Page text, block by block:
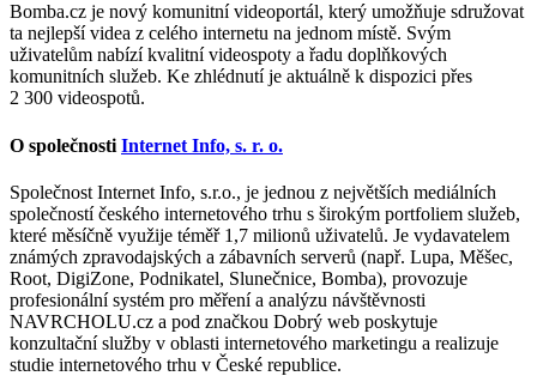
Bomba.cz je nový komunitní videoportál, který umožňuje sdružovat
ta nejlepší videa z celého internetu na jednom místě. Svým
uživatelům nabízí kvalitní videospoty a řadu doplňkových
komunitních služeb. Ke zhlédnutí je aktuálně k dispozici přes
2 300 videospotů.
O společnosti Internet Info, s. r. o.
Společnost Internet Info, s.r.o., je jednou z největších mediálních
společností českého internetového trhu s širokým portfoliem služeb,
které měsíčně využije téměř 1,7 milionů uživatelů. Je vydavatelem
známých zpravodajských a zábavních serverů (např. Lupa, Měšec,
Root, DigiZone, Podnikatel, Slunečnice, Bomba), provozuje
profesionální systém pro měření a analýzu návštěvnosti
NAVRCHOLU.cz a pod značkou Dobrý web poskytuje
konzultační služby v oblasti internetového marketingu a realizuje
studie internetového trhu v České republice.